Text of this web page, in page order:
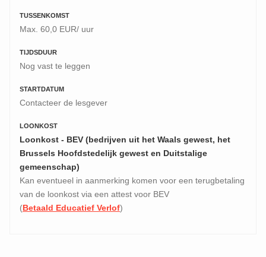
TUSSENKOMST
Max. 60,0 EUR/ uur
TIJDSDUUR
Nog vast te leggen
STARTDATUM
Contacteer de lesgever
LOONKOST
Loonkost - BEV (bedrijven uit het Waals gewest, het
Brussels Hoofdstedelijk gewest en Duitstalige
gemeenschap)
Kan eventueel in aanmerking komen voor een terugbetaling
van de loonkost via een attest voor BEV
(Betaald Educatief Verlof)